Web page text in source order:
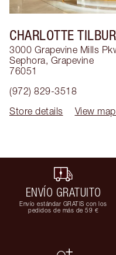
CHARLOTTE
3000 Grapevine Mills
Sephora, Grapevine
76051
(972) 829-3518
Store details
View
ENVÍO GRATUITO
Envío estándar GRATIS con los
pedidos de más de 59 €